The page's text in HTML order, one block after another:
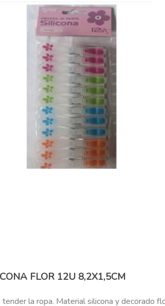
FLOR 12U 8,2X1,5CM
la ropa. Material silicona y decorado